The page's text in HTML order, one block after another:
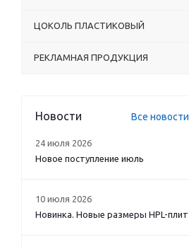
ЦОКОЛЬ ПЛАСТИКОВЫЙ
РЕКЛАМНАЯ ПРОДУКЦИЯ
Новости Все новости
24 июля 2026
Новое поступление июль
10 июля 2026
Новинка. Новые размеры HPL-плит